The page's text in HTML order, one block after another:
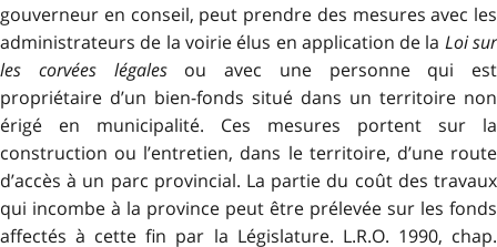
gouverneur en conseil, peut prendre des mesures avec les
administrateurs de la voirie élus en application de la Loi sur
les corvées légalesou avec une personne qui est
propriétaire d’un bien-fonds situé dans un territoire non
érigé en municipalité. Ces mesures portent sur la
construction ou l’entretien, dans le territoire, d’une route
d’accès à un parc provincial. La partie du coût des travaux
qui incombe à la province peut être prélevée sur les fonds
affectés à cette fin par la Législature. L.R.O. 1990, chap.